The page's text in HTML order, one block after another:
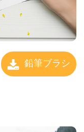
鉛筆ブラシ